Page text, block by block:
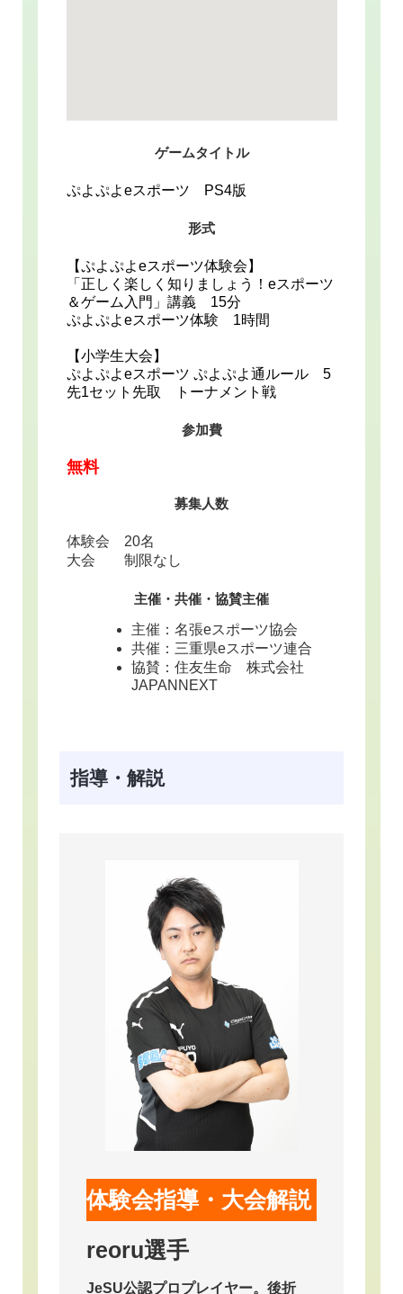
ゲームタイトル
ぷよぷよeスポーツ PS4版
形式
【ぷよぷよeスポーツ体験会】
「正しく楽しく知りましょう！eスポーツ
＆ゲーム入門」講義 15分
ぷよぷよeスポーツ体験 1時間
【小学生大会】
ぷよぷよeスポーツ ぷよぷよ通ルール 5
先1セット先取 トーナメント戦
参加費
無料
募集人数
体験会 20名
大会 制限なし
主催・共催・協賛主催
主催：名張eスポーツ協会
共催：三重県eスポーツ連合
協賛：住友生命 株式会社
JAPANNEXT
指導・解説
体験会指導・大会解説
reoru選手
JeSU公認プロプレイヤー。後折